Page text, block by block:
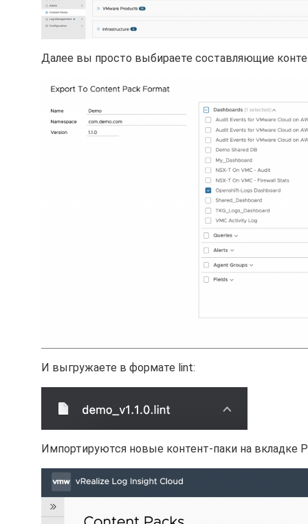
Далее вы просто выбираете составляющие
И выгружаете в формате lint:
Импортируются новые контент-паки на вкладке